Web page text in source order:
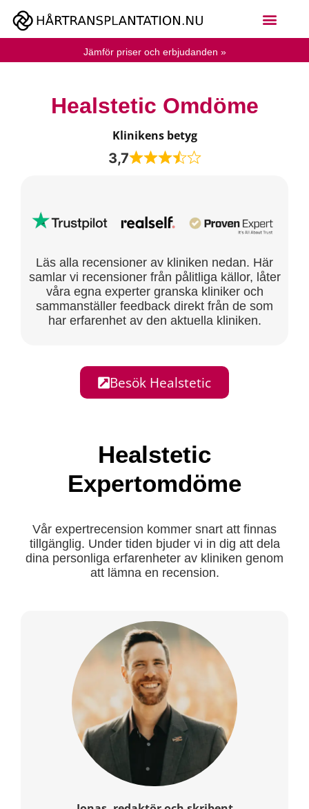
Jämför priser och erbjudanden »
Healstetic Omdöme
Klinikens betyg
3,7
Läs alla recensioner av kliniken nedan. Här
samlar vi recensioner från pålitliga källor, låter
våra egna experter granska kliniker och
sammanställer feedback direkt från de som
har erfarenhet av den aktuella kliniken.
Besök Healstetic
Healstetic
Expertomdöme
Vår expertrecension kommer snart att finnas
tillgänglig. Under tiden bjuder vi in dig att dela
dina personliga erfarenheter av kliniken genom
att lämna en recension.